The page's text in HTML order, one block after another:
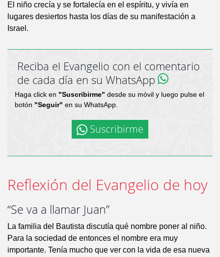
El niño crecía y se fortalecía en el espíritu, y vivía en
lugares desiertos hasta los días de su manifestación a
Israel.
Reciba el Evangelio con el comentario
de cada día en su WhatsApp
Haga click en "Suscribirme" desde su móvil y luego pulse el
botón "Seguir" en su WhatsApp.
Suscribirme
Reflexión del Evangelio de hoy
“Se va a llamar Juan”
La familia del Bautista discutía qué nombre poner al niño.
Para la sociedad de entonces el nombre era muy
importante. Tenía mucho que ver con la vida de esa nueva